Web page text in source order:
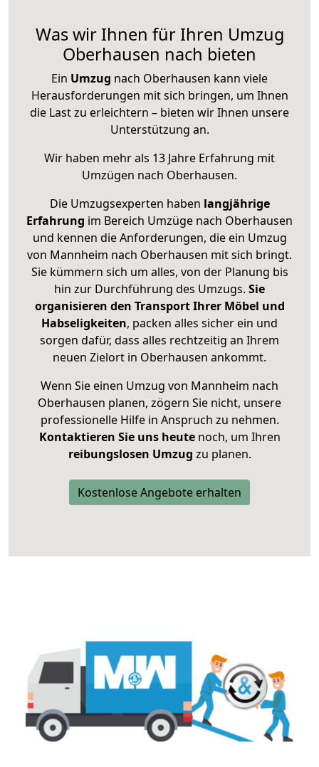
Was wir Ihnen für Ihren Umzug
Oberhausen nach bieten
Ein Umzug nach Oberhausen kann viele
Herausforderungen mit sich bringen, um Ihnen
die Last zu erleichtern – bieten wir Ihnen unsere
Unterstützung an.
Wir haben mehr als 13 Jahre Erfahrung mit
Umzügen nach Oberhausen.
Die Umzugsexperten haben langjährige
Erfahrung im Bereich Umzüge nach Oberhausen
und kennen die Anforderungen, die ein Umzug
von Mannheim nach Oberhausen mit sich bringt.
Sie kümmern sich um alles, von der Planung bis
hin zur Durchführung des Umzugs. Sie
organisieren den Transport Ihrer Möbel und
Habseligkeiten, packen alles sicher ein und
sorgen dafür, dass alles rechtzeitig an Ihrem
neuen Zielort in Oberhausen ankommt.
Wenn Sie einen Umzug von Mannheim nach
Oberhausen planen, zögern Sie nicht, unsere
professionelle Hilfe in Anspruch zu nehmen.
Kontaktieren Sie uns heutenoch, um Ihren
reibungslosen Umzug zu planen.
Kostenlose Angebote erhalten